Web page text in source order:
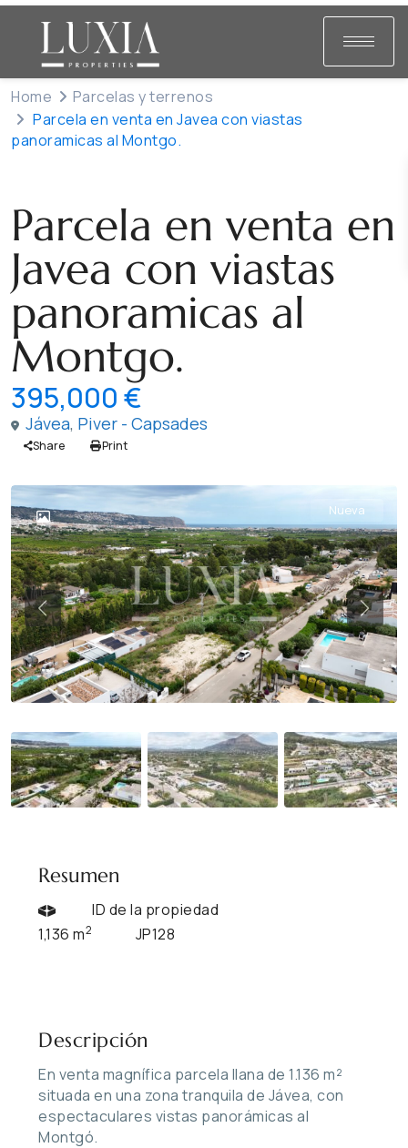
Home
Parcelas y terrenos
Parcela en venta en Javea con viastas
panoramicas al Montgo.
Parcela en venta en
Javea con viastas
panoramicas al
Montgo.
395,000 €
Jávea, Piver - Capsades
Share Print
Nueva
Previous
Resumen
1,136 m2
ID de la propiedad
JP128
Descripción
En venta magnífica parcela llana de 1.136 m²
situada en una zona tranquila de Jávea, con
espectaculares vistas panorámicas al
Montgó.